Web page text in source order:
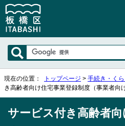
現在の位置： トップページ > 手続き・くら
き高齢者向け住宅事業登録制度（事業者向け
サービス付き高齢者向